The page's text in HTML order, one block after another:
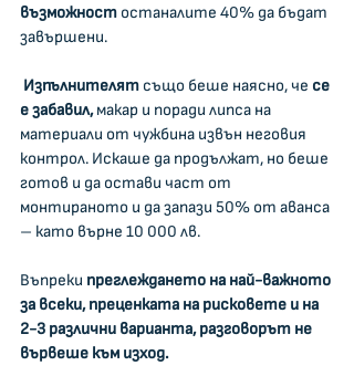
възможност останалите 40% да бъдат
завършени.
Изпълнителят също беше наясно, че се
е забавил, макар и поради липса на
материали от чужбина извън неговия
контрол. Искаше да продължат, но беше
готов и да остави част от
монтираното и да запази 50% от аванса
– като върне 10 000 лв.
Въпреки преглеждането на най-важното
за всеки, преценката на рисковете и на
2-3 различни варианта, разговорът не
вървеше към изход.